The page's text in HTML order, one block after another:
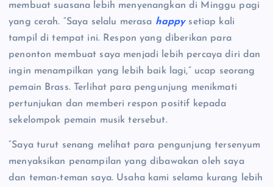
membuat suasana lebih menyenangkan di Minggu pagi
yang cerah. “Saya selalu merasa happy setiap kali
tampil di tempat ini. Respon yang diberikan para
penonton membuat saya menjadi lebih percaya diri dan
ingin menampilkan yang lebih baik lagi,” ucap seorang
pemain Brass. Terlihat para pengunjung menikmati
pertunjukan dan memberi respon positif kepada
sekelompok pemain musik tersebut.
“Saya turut senang melihat para pengunjung tersenyum
menyaksikan penampilan yang dibawakan oleh saya
dan teman-teman saya. Usaha kami selama kurang lebih